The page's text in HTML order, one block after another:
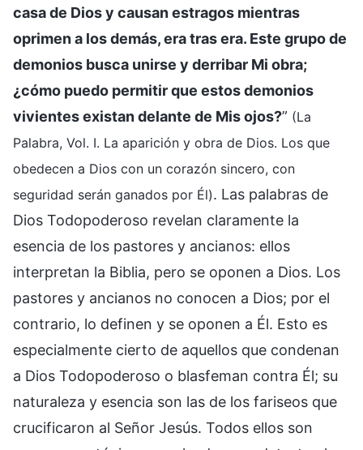
casa de Dios y causan estragos mientras
oprimen a los demás, era tras era. Este grupo de
demonios busca unirse y derribar Mi obra;
¿cómo puedo permitir que estos demonios
vivientes existan delante de Mis ojos?” (La
Palabra, Vol. I. La aparición y obra de Dios. Los que
obedecen a Dios con un corazón sincero, con
seguridad serán ganados por Él). Las palabras de
Dios Todopoderoso revelan claramente la
esencia de los pastores y ancianos: ellos
interpretan la Biblia, pero se oponen a Dios. Los
pastores y ancianos no conocen a Dios; por el
contrario, lo definen y se oponen a Él. Esto es
especialmente cierto de aquellos que condenan
a Dios Todopoderoso o blasfeman contra Él; su
naturaleza y esencia son las de los fariseos que
crucificaron al Señor Jesús. Todos ellos son